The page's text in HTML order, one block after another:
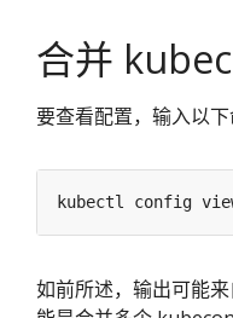
合并
要查看配置，输入以下
如前所述，输出可能